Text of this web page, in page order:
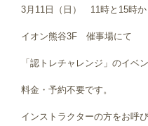
3月11日（日） 11時と15時か
イオン熊谷3F 催事場にて
「認トレチャレンジ」のイベ
料金・予約不要です。
インストラクターの方をお呼